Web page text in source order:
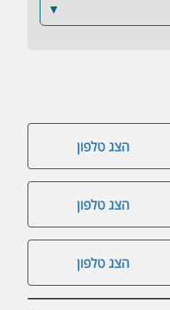
▼
הצג טלפון
הצג טלפון
הצג טלפון